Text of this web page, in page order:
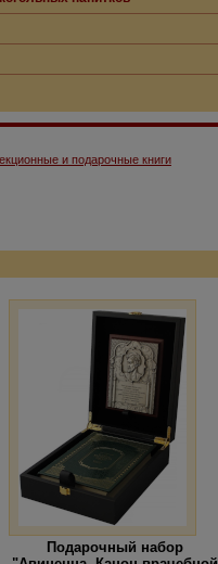
и подарочные книги
Подарочный набор